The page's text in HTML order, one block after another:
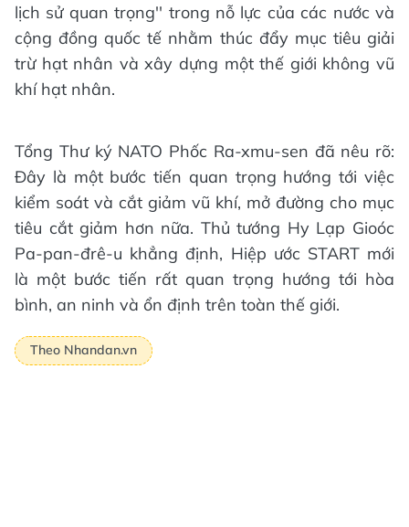
lịch sử quan trọng'' trong nỗ lực của các nước và
cộng đồng quốc tế nhằm thúc đẩy mục tiêu giải
trừ hạt nhân và xây dựng một thế giới không vũ
khí hạt nhân.
Tổng Thư ký NATO Phốc Ra-xmu-sen đã nêu rõ:
Ðây là một bước tiến quan trọng hướng tới việc
kiểm soát và cắt giảm vũ khí, mở đường cho mục
tiêu cắt giảm hơn nữa. Thủ tướng Hy Lạp Gioóc
Pa-pan-đrê-u khẳng định, Hiệp ước START mới
là một bước tiến rất quan trọng hướng tới hòa
bình, an ninh và ổn định trên toàn thế giới.
Theo Nhandan.vn